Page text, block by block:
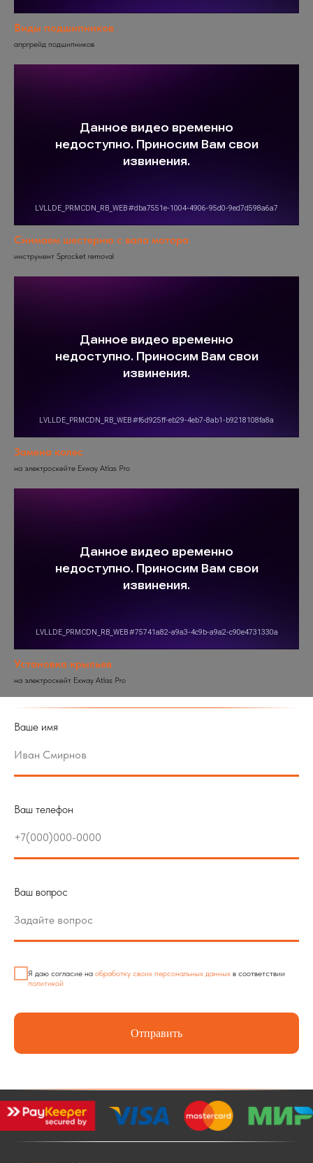
Виды подшипников
апргрейд подшипников
Снимаем шестерню с вала мотора
инструмент Sprocket removal
Замена колес
на электроскейте Exway Atlas Pro
Установка крыльев
на электроскейт Exway Atlas Pro
Ваше имя
Ваш телефон
Ваш вопрос
Я даю согласие на обработку своих персональных данных в соответствии
политикой
Отправить